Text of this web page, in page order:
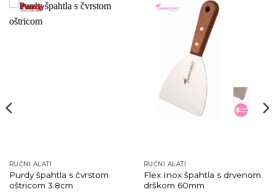
RUČNI ALATI
Purdy špahtla s čvrstom
oštricom 3.8cm
RUČNI ALATI
Flex Inox špahtla s drvenom
drškom 60mm